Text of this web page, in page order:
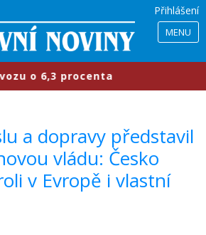
Přihlášení
MENU
6,3 procenta
a dopravy představil
vládu: Česko
v Evropě i vlastní